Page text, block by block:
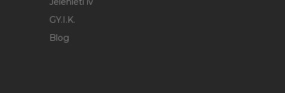
GY.I.K.
Blog